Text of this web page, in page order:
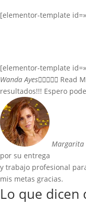
[elementor-template
[elementor-template
Wanda Ayes Read
resultados!!! Espero
Margarita
por su entrega
y trabajo profesional
mis metas gracias.
Lo que dicen